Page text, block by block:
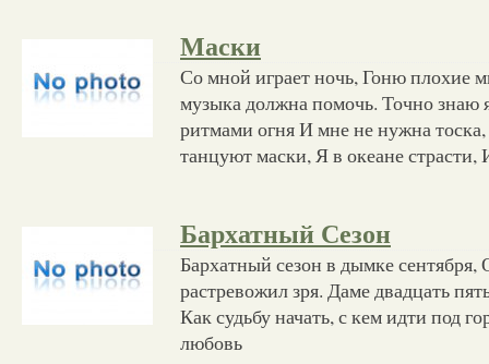
Маски
Со мной играет ночь, Гоню плохие
музыка должна помочь. Точно знаю
ритмами огня И мне не нужна
танцуют маски, Я в океане страсти,
Бархатный Сезон
Бархатный сезон в дымке
растревожил зря. Даме двадцать
Как судьбу начать, с кем идти под
любовь